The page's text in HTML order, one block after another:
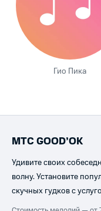
Гио Пика
МТС GOOD’OK
Удивите своих
волну. Установите
скучных гудков с